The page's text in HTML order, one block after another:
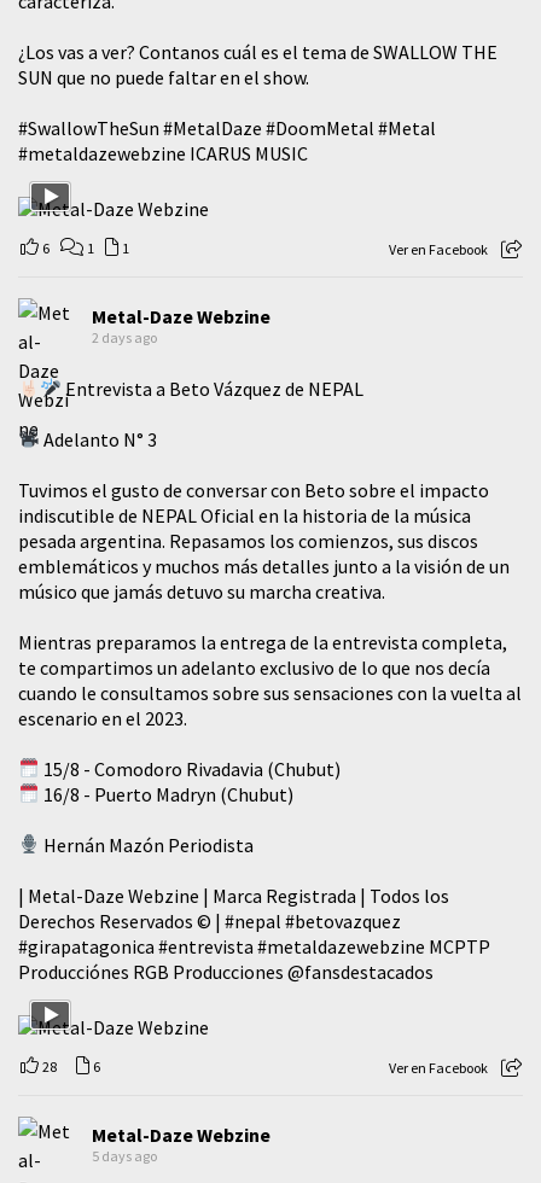
¿Los vas a ver? Contanos cuál es el tema de SWALLOW THE
SUN que no puede faltar en el show.
#SwallowTheSun #MetalDaze #DoomMetal #Metal
#metaldazewebzine ICARUS MUSIC
6 1 1 Ver en Facebook
Metal-Daze Webzine
2 days ago
Entrevista a Beto Vázquez de NEPAL
Adelanto N° 3
Tuvimos el gusto de conversar con Beto sobre el impacto
indiscutible de NEPAL Oficial en la historia de la música
pesada argentina. Repasamos los comienzos, sus discos
emblemáticos y muchos más detalles junto a la visión de un
músico que jamás detuvo su marcha creativa.
Mientras preparamos la entrega de la entrevista completa,
te compartimos un adelanto exclusivo de lo que nos decía
cuando le consultamos sobre sus sensaciones con la vuelta al
escenario en el 2023.
15/8 - Comodoro Rivadavia (Chubut)
16/8 - Puerto Madryn (Chubut)
Hernán Mazón Periodista
| Metal-Daze Webzine | Marca Registrada | Todos los
Derechos Reservados © | #nepal #betovazquez
#girapatagonica #entrevista #metaldazewebzine MCPTP
Producciónes RGB Producciones @fansdestacados
28 6 Ver en Facebook
Metal-Daze Webzine
5 days ago